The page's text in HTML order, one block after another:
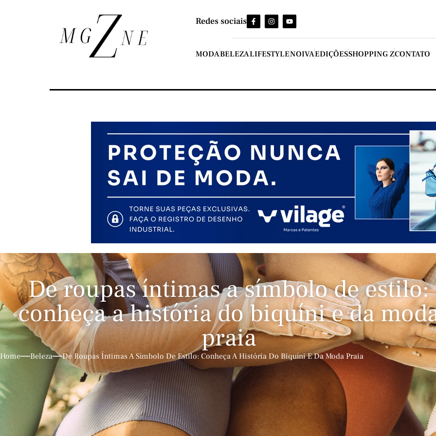
Redes sociais
MODABELEZALIFESTYLENOIVAEDIÇÕESSHOPPING ZCONTATO
De roupas íntimas a símbolo de estilo:
conheça a história do biquíni e da
praia
Home Beleza De Roupas Íntimas A Símbolo De Estilo: Conheça A História Do Biquíni E Da Moda Praia